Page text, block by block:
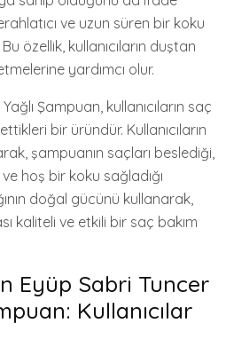
ve uzun süren bir koku
özellik, kullanıcıların duştan
yardımcı olur.
Şampuan, kullanıcıların saç
bir üründür. Kullanıcıların
şampuanın saçları beslediği,
hoş bir koku sağladığı
doğal gücünü kullanarak,
kaliteli ve etkili bir saç bakım
Eyüp Sabri Tuncer
Kullanıcılar